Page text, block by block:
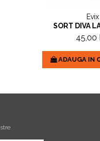
Evix
SORT DIVA
45,00
ADAUGA IN